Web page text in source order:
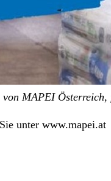
MAPEI
unter www.mapei.at